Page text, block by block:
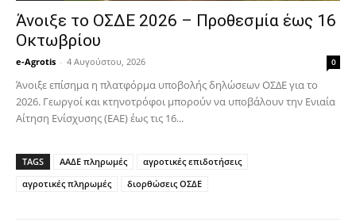
Άνοιξε το ΟΣΔΕ 2026 – Προθεσμία έως 16
Οκτωβρίου
e-Agrotis - 4 Αυγούστου, 2026 0
Άνοιξε επίσημα η πλατφόρμα υποβολής δηλώσεων ΟΣΔΕ για το
2026. Γεωργοί και κτηνοτρόφοι μπορούν να υποβάλουν την Ενιαία
Αίτηση Ενίσχυσης (ΕΑΕ) έως τις 16...
TAGS ΑΑΔΕ πληρωμές
αγροτικές επιδοτήσεις
αγροτικές πληρωμές
διορθώσεις ΟΣΔΕ